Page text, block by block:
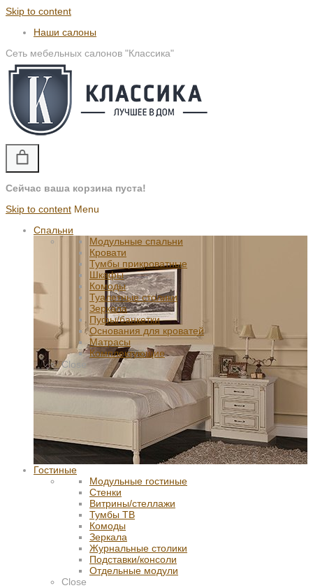
Skip to content
Наши салоны
Сеть мебельных салонов "Классика"
Сейчас ваша корзина пуста!
Skip to content Menu
Спальни
Модульные спальни
Кровати
Тумбы прикроватные
Шкафы
Комоды
Туалетные столики
Зеркала
Пуфы/банкетки
Основания для кроватей
Матрасы
Комплектующие
Close
Гостиные
Модульные гостиные
Стенки
Витрины/стеллажи
Тумбы ТВ
Комоды
Зеркала
Журнальные столики
Подставки/консоли
Отдельные модули
Close